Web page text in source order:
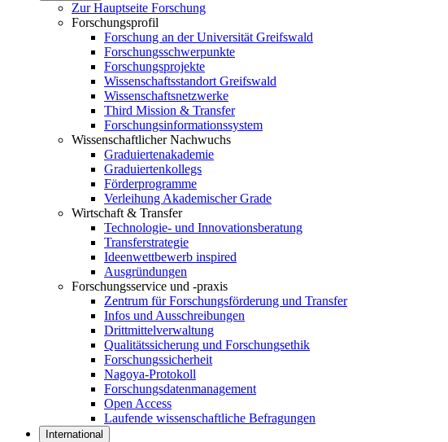
Zur Hauptseite Forschung
Forschungsprofil
Forschung an der Universität Greifswald
Forschungsschwerpunkte
Forschungsprojekte
Wissenschaftsstandort Greifswald
Wissenschaftsnetzwerke
Third Mission & Transfer
Forschungsinformationssystem
Wissenschaftlicher Nachwuchs
Graduiertenakademie
Graduiertenkollegs
Förderprogramme
Verleihung Akademischer Grade
Wirtschaft & Transfer
Technologie- und Innovationsberatung
Transferstrategie
Ideenwettbewerb inspired
Ausgründungen
Forschungsservice und -praxis
Zentrum für Forschungsförderung und Transfer
Infos und Ausschreibungen
Drittmittelverwaltung
Qualitätssicherung und Forschungsethik
Forschungssicherheit
Nagoya-Protokoll
Forschungsdatenmanagement
Open Access
Laufende wissenschaftliche Befragungen
International